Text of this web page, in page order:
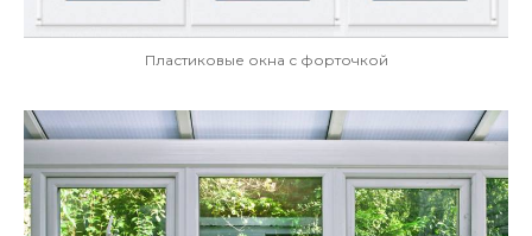
Пластиковые окна с форточкой